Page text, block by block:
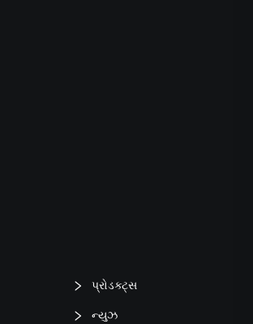
પ્રોડક્ટ્સ
ન્યુઝ